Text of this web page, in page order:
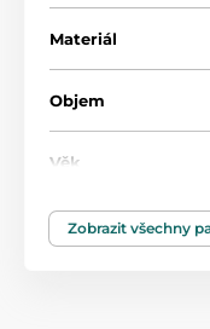
dudlíků s
Materiál
Objem
Věk
Obsah
Zobrazit všechny